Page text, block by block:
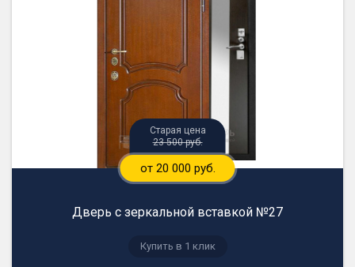
23 500 руб.
от 20 000 руб.
Дверь с зеркальной вставкой №27